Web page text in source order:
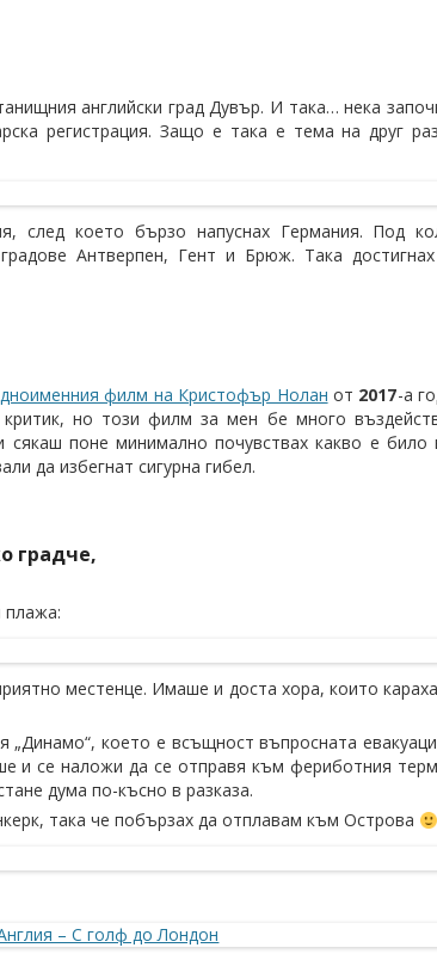
английски град Дувър. И така… нека
регистрация. Защо е така е тема на друг
след което бързо напуснах Германия. Под
Антверпен, Гент и Брюж. Така
филм на Кристофър Нолан от 2017-а
но този филм за мен бе много
поне минимално почувствах какво е
да избегнат сигурна гибел.
градче,
плажа:
местенце. Имаше и доста хора, които
което е всъщност въпросната
и се наложи да се отправя към фериботния
дума по-късно в разказа.
така че побързах да отплавам към Острова